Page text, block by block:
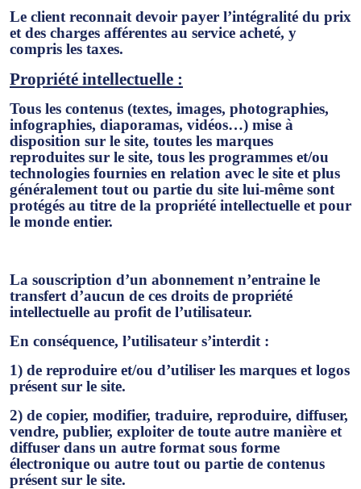
Le client reconnait devoir payer l’intégralité du prix
et des charges afférentes au service acheté, y
compris les taxes.
Propriété intellectuelle :
Tous les contenus (textes, images, photographies,
infographies, diaporamas, vidéos…) mise à
disposition sur le site, toutes les marques
reproduites sur le site, tous les programmes et/ou
technologies fournies en relation avec le site et plus
généralement tout ou partie du site lui-même sont
protégés au titre de la propriété intellectuelle et pour
le monde entier.
La souscription d’un abonnement n’entraine le
transfert d’aucun de ces droits de propriété
intellectuelle au profit de l’utilisateur.
En conséquence, l’utilisateur s’interdit :
1) de reproduire et/ou d’utiliser les marques et logos
présent sur le site.
2) de copier, modifier, traduire, reproduire, diffuser,
vendre, publier, exploiter de toute autre manière et
diffuser dans un autre format sous forme
électronique ou autre tout ou partie de contenus
présent sur le site.